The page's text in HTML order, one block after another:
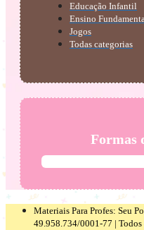
Educação Infantil
Ensino
Jogos
Todas categorias
Formas
Materiais Para Profes: Seu
49.958.734/0001-77 | Todos